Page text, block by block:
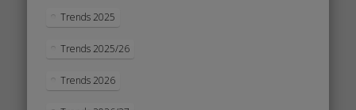
Trends 2025
Trends 2025/26
Trends 2026